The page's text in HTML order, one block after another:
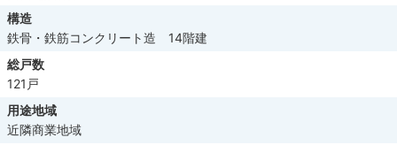
構造
鉄骨・鉄筋コンクリート造 14階建
総戸数
121戸
用途地域
近隣商業地域